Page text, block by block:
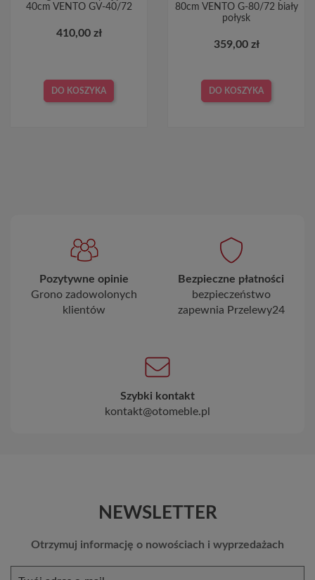
40cm VENTO GV-40/72
410,00 zł
DO KOSZYKA
80cm VENTO G-80/72 biały
połysk
359,00 zł
DO KOSZYKA
Pozytywne opinie
Grono zadowolonych
klientów
Bezpieczne płatności
bezpieczeństwo
zapewnia Przelewy24
Szybki kontakt
kontakt@otomeble.pl
NEWSLETTER
Otrzymuj informację o nowościach i wyprzedażach